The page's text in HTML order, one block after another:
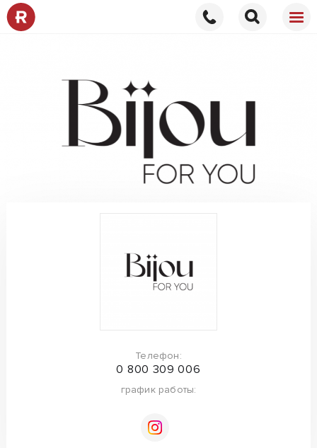
Телефон:
0 800 309 006
график работы: